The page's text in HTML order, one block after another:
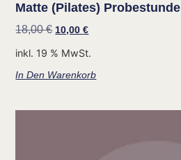
Matte (Pilates) Probestunde
18,00€ 10,00€
inkl. 19 % MwSt.
In Den Warenkorb